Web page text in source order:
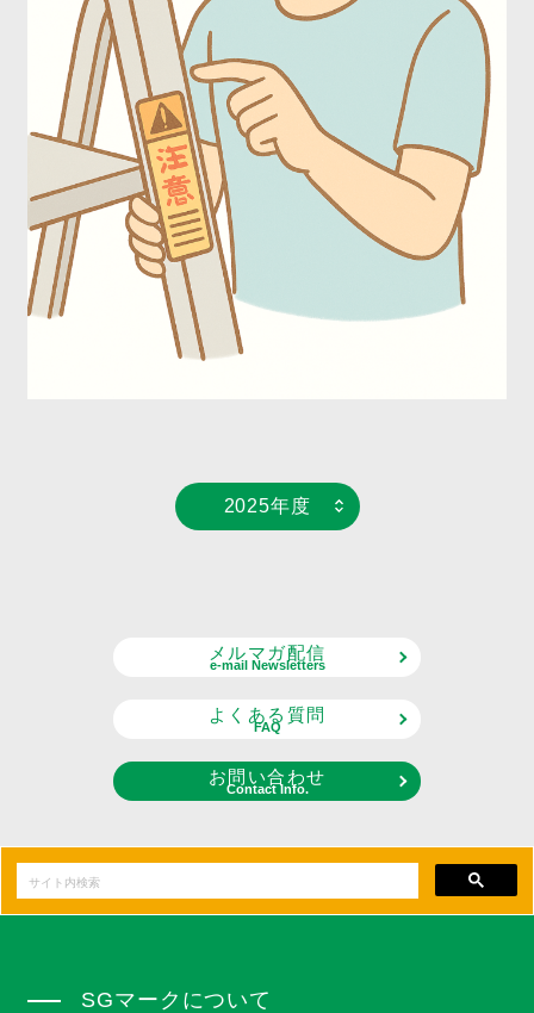
2025年度
メルマガ配信
e-mail Newsletters
よくある質問
FAQ
お問い合わせ
Contact Info.
SGマークについて